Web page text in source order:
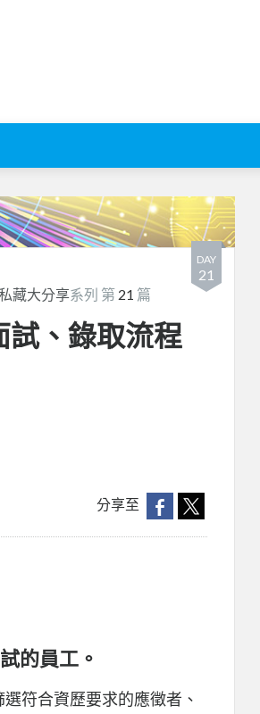
DAY
21
藏大分享系列 第 21 篇
試、錄取流程
分享至
的員工。
符合資歷要求的應徵者、